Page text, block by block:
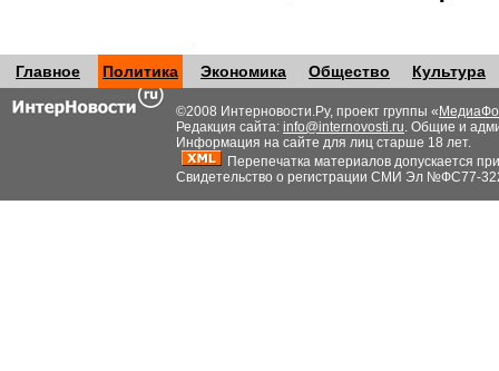
Главное Политика Экономика Общество Культура
©2008 Интерновости.Ру, проект группы «
Редакция сайта: info@internovosti.ru. Общие и
Информация на сайте для лиц старше 18 лет.
Перепечатка материалов допускается
Свидетельство о регистрации СМИ Эл №ФС77-